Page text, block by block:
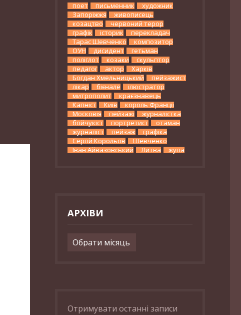
поет письменник
художник
Запоріжжя
живописець
козацтво
червоний терор
графік
історик
перекладач
Тарас Шевченко
композитор
ОУН
дисидент
гетьман
поліглот
козаки
скульптор
педагог
актор
Харків
Богдан Хмельницький
пейзажист
лікар
бієнале
ілюстратор
митрополит
краєзнавець
Капніст
Київ
король Франції
Московія
пейзажі
журналістка
бойчукіст
портретист
отаман
журналіст
пейзаж
графіка
Сергій Корольов
Шевченко
Іван Айвазовський
Литва жупа
АРХІВИ
Архіви
Отримувати останні записи